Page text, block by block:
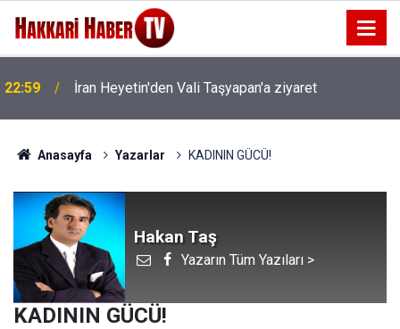
22:53 İran Sınırında 7 Kilo 720 Gram Eroin ele geçirildi
Anasayfa Yazarlar KADININ GÜCÜ!
Hakan Taş
Yazarın Tüm Yazıları >
KADININ GÜCÜ!